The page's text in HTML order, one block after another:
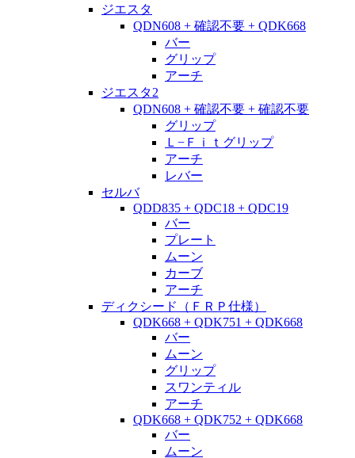
ジエスタ
QDN608 + 確認不要 + QDK668
バー
グリップ
アーチ
ジエスタ2
QDN608 + 確認不要 + 確認不要
グリップ
Ｌ−Ｆｉｔグリップ
アーチ
レバー
セルバ
QDD835 + QDC18 + QDC19
バー
プレート
ムーン
カーブ
アーチ
ディクシード（ＦＲＰ仕様）
QDK668 + QDK751 + QDK668
バー
ムーン
グリップ
スワンティル
アーチ
QDK668 + QDK752 + QDK668
バー
ムーン